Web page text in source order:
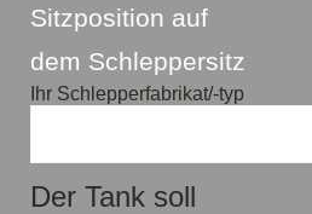
Sitzposition auf
dem Schleppersitz
Ihr Schlepperfabrikat/-typ
Der Tank soll